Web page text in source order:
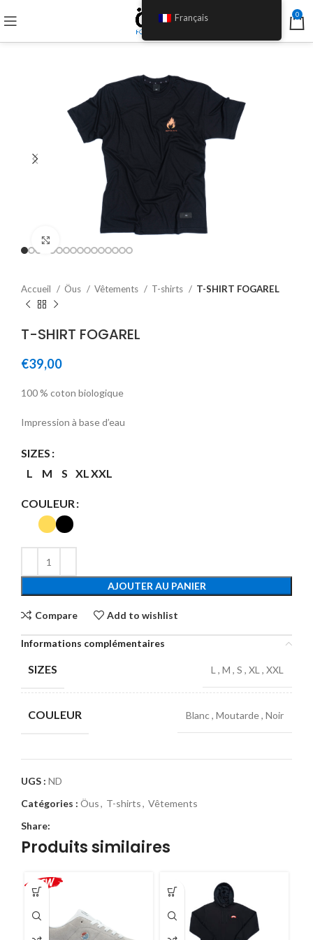
0
Accueil Öus Vêtements T-shirts T-SHIRT FOGAREL
T-SHIRT FOGAREL
€39,00
100 % coton biologique
Impression à base d’eau
SIZES
L
M S XLXXL
COULEUR
AJOUTER AU PANIER
Compare Add to wishlist
Informations complémentaires
SIZES L , M , S , XL , XXL
COULEUR Blanc, Moutarde, Noir
UGS : ND
Catégories : Öus, T-shirts, Vêtements
Share:
Produits similaires
Français